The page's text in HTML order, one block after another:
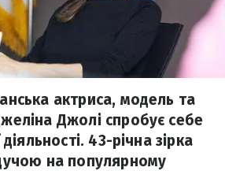
актриса, модель та
Джолі спробує себе
43-річна зірка
на популярному